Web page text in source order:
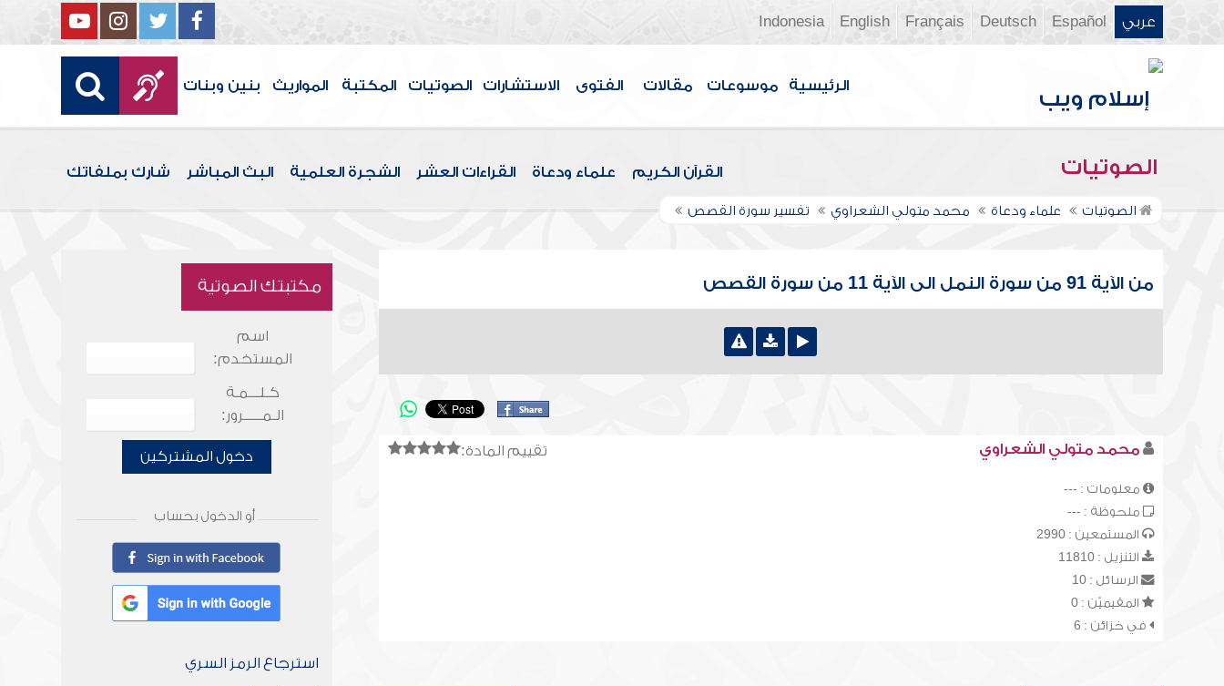
عربي Español
Deutsch
Français
English
Indonesia
الرئيسية موسوعات مقالات الفتوى الاستشارات الصوتيات المكتبة المواريث بنين وبنات
الصوتيات القرآن الكريم علماء ودعاة القراءات العشر الشجرة العلمية البث المباشر شارك بملفاتك
الصوتيات علماء ودعاة محمد متولي الشعراوي تفسير سورة القصص
من الآية 91 من سورة النمل الى الآية 11 من سورة القصص
تقييم المادة: محمد متولي الشعراوي
معلومات : ---
ملحوظة : ---
المستمعين : 2990
التنزيل : 11810
الرسائل : 10
المقيميّن : 0
في خزائن : 6
مكتبتك الصوتية
اسم
المستخدم:
كـلـــمـة
الـمـــــرور:
دخول المشتركين
أو الدخول بحساب
استرجاع الرمز السري